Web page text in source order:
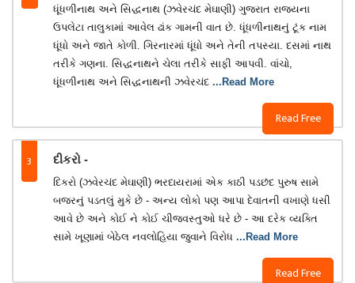
Read Free
ધૂંધળીનાથ અને સિદ્ધનાથ (ઝવેરચંદ મેઘાણી) ગુજરાત રાજ્યના
ઉપલેટા તાલુકામાં આવેલ ઢાંક ગામની વાત છે. ધૂંધળીનાથનું ટૂંક નામ
ધૂંધો અને જાતે કોળી. ગિરનારમાં ધૂંધો અને તેની તપસ્યા. દસમાં નાથ
તરીકે ગણના. સિદ્ધનાથને ચેલા તરીકે સાફી આપવી. વાંચો,
ધૂંધળીનાથ અને સિદ્ધનાથની ઝવેરચંદ ...Read More
3 દીકરો -
Read Free
દિકરો (ઝવેરચંદ મેઘાણી) ભરદાયરામાં એક કાઠી પડછંદ પુરુષ સામે
બજરનું પડતલું મુકે છે - અન્ય લોકો પણ આપા દેવાતની વખાણે ધસી
આવે છે અને કોઈ ને કોઈ ચીજવસ્તુઓ ધરે છે - આ દરેક વ્યક્તિ
સામે ખૂણામાં બેઠેલ નવલોહિયા જુવાને વિરોધ ...Read More